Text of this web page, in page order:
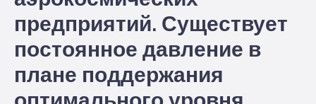
предприятий. Существует
постоянное давление в
плане поддержания